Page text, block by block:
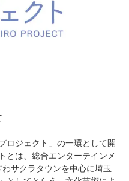
ロジェクト」の一環として開
とは、総合エンターテインメ
サクラタウンを中心に埼玉